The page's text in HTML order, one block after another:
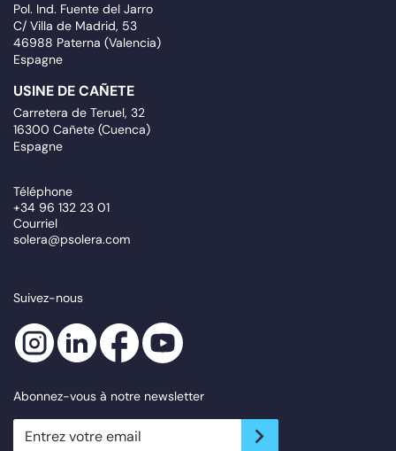
Pol. Ind. Fuente del Jarro
C/ Villa de Madrid, 53
46988 Paterna (Valencia)
Espagne
USINE DE CAÑETE
Carretera de Teruel, 32
16300 Cañete (Cuenca)
Espagne
Téléphone
+34 96 132 23 01
Courriel
solera@psolera.com
Suivez-nous
Abonnez-vous à notre newsletter
newsletter.suscribe